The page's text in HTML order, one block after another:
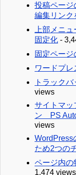
投稿ページ
編集リンク
上部メニ
固定化 -
固定ペー
ワードプ
トラック
views
サイトマッ
ン PS
views
WordPress
ため2つの
ページ内の
1,474 views